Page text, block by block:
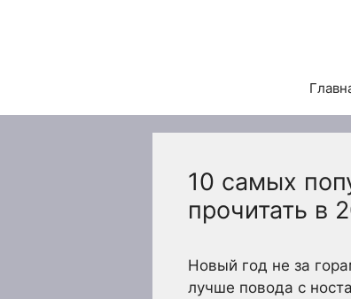
10 самых
прочитать в
Новый год не за
лучше повода с